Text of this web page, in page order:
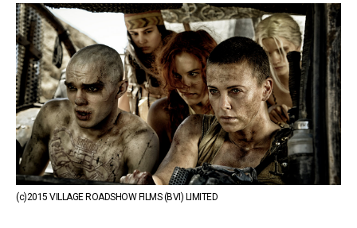
(c)2015 VILLAGE ROADSHOW FILMS (BVI) LIMITED